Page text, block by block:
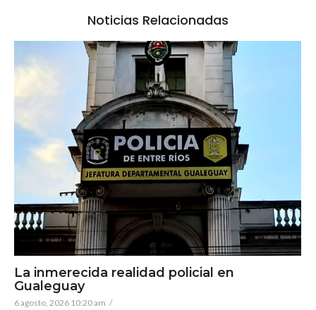
Noticias Relacionadas
La inmerecida realidad policial en
Gualeguay
6 agosto, 2026 10:20 am /